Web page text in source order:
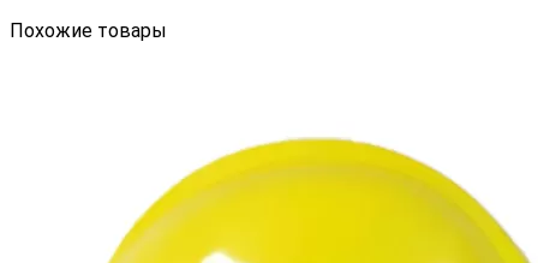
Похожие товары